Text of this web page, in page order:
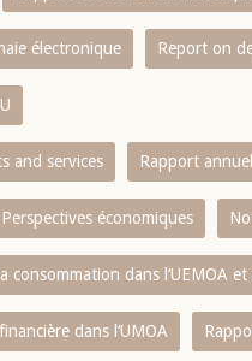
électronique Report on
and services Rapport
Perspectives économiques
dans l‘UEMOA
dans l‘UMOA